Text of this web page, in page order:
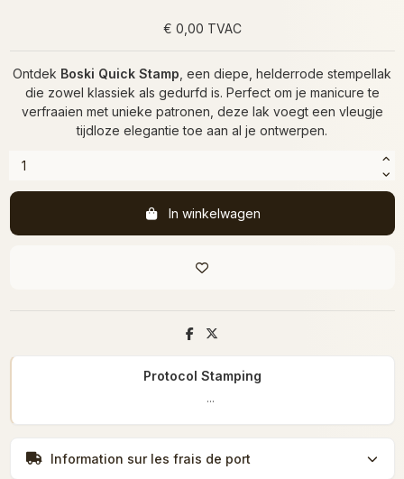
€ 0,00 TVAC
Ontdek Boski Quick Stamp , een diepe, helderrode stempellak
die zowel klassiek als gedurfd is. Perfect om je manicure te
verfraaien met unieke patronen, deze lak voegt een vleugje
tijdloze elegantie toe aan al je ontwerpen.
In winkelwagen
Protocol Stamping
...
Information sur les frais de port